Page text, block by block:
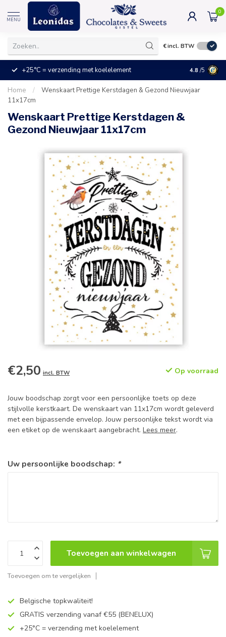
MENU
0
€incl. BTW
+25°C = verzending met koelelement Kleine
4.8 /5
Home /
Wenskaart Prettige Kerstdagen & Gezond Nieuwjaar
11x17cm
Wenskaart Prettige Kerstdagen &
Gezond Nieuwjaar 11x17cm
€2,50 incl. BTW Op voorraad
Jouw boodschap zorgt voor een persoonlijke toets op deze
stijlvolle kerstkaart. De wenskaart van 11x17cm wordt geleverd
met een bijpassende envelop. Jouw persoonlijke tekst wordt via
een etiket op de wenskaart aangebracht. Lees meer.
Uw persoonlijke boodschap: *
Toevoegen aan winkelwagen
Toevoegen om te vergelijken
Belgische topkwaliteit!
GRATIS verzending vanaf €55 (BENELUX)
+25°C = verzending met koelelement